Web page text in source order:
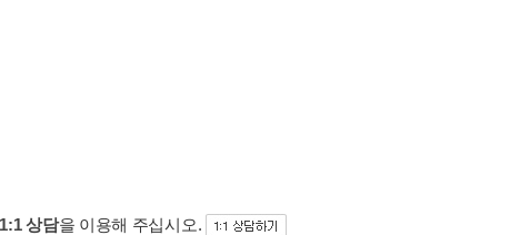
1:1 상담을 이용해 주십시오.